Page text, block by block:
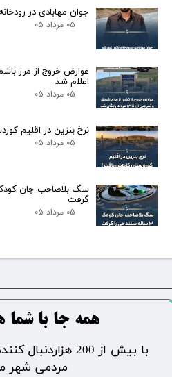
جوان مهابادی در
۰۵ مرداد ۰۵
عوارض خروج از مرز
اعلام شد
۰۵ مرداد ۰۵
نرخ بنزین در اقلیم
۰۵ مرداد ۰۵
گرفت
۰۵ مرداد ۰۵
​​​همه جا با شما
​با بیش از 200
مردمی شهر